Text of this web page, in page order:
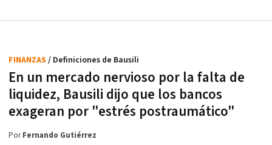
En un mercado nervioso por la falta de
liquidez, Bausili dijo que los bancos
exageran por "estrés postraumático"
FINANZAS / Definiciones de Bausili
PorFernando Gutiérrez